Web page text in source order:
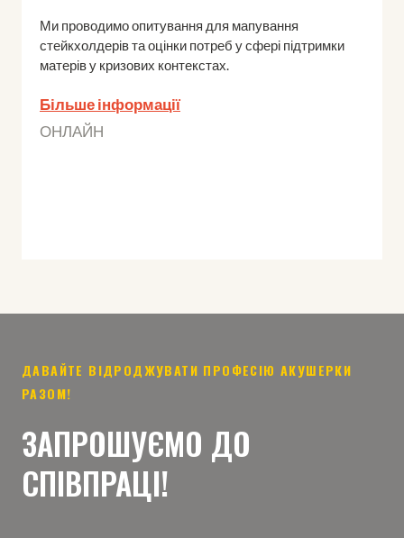
Ми проводимо опитування для мапування
стейкхолдерів та оцінки потреб у сфері підтримки
матерів у кризових контекстах.
Більше інформації
ОНЛАЙН
ДАВАЙТЕ ВІДРОДЖУВАТИ ПРОФЕСІЮ АКУШЕРКИ
РАЗОМ!
ЗАПРОШУЄМО ДО
СПІВПРАЦІ!